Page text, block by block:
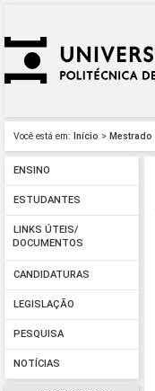
Você está em: Início > Mestrado
ENSINO
ESTUDANTES
LINKS ÚTEIS/
DOCUMENTOS
CANDIDATURAS
LEGISLAÇÃO
PESQUISA
NOTÍCIAS